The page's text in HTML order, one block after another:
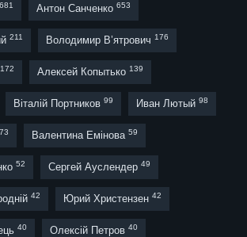
681 Антон Санченко 653
211 Володимир В’ятрович 176
172 Алексей Копытько 139
Віталій Портников 99 Иван Лютый 98
73 Валентина Емінова 59
52 Сергей Ауслендер 49
42 Юрий Христензен 42
40 Олексій Петров 40